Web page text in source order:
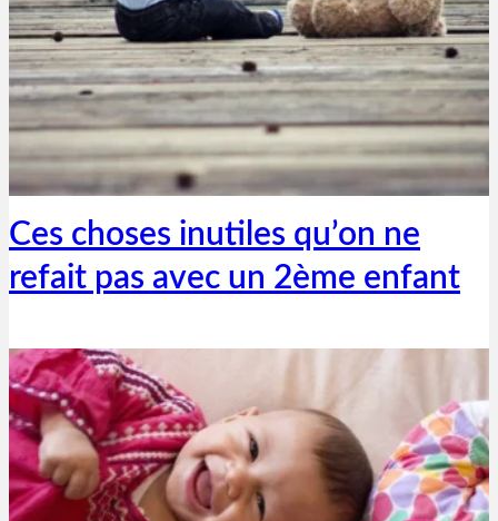
Thibaut Parent
28 mars 2025
Ces choses inutiles qu’on ne
refait pas avec un 2ème enfant